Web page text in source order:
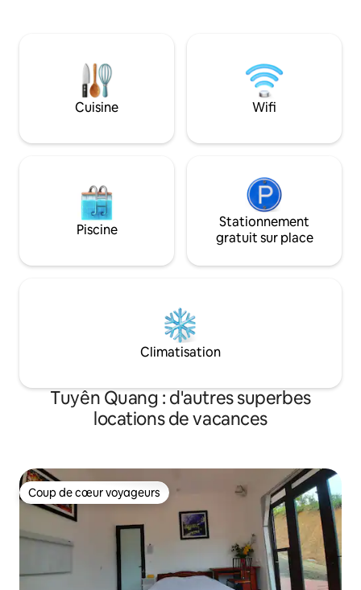
profondément, se détendre et profiter
des plaisirs simples de la vie. 🌿✨ Plus
qu'un hébergement, c'est un endroit
pour respirer, renouer avec soi-même
d'une petite
coussins et d'une
une tasse de thé
toutes les
Cuisine Wifi
Piscine
Stationnement
gratuit sur place
Climatisation
Tuyên Quang : d'autres superbes
locations de vacances
Coup de cœur voyageurs
Coup de cœur voyageurs